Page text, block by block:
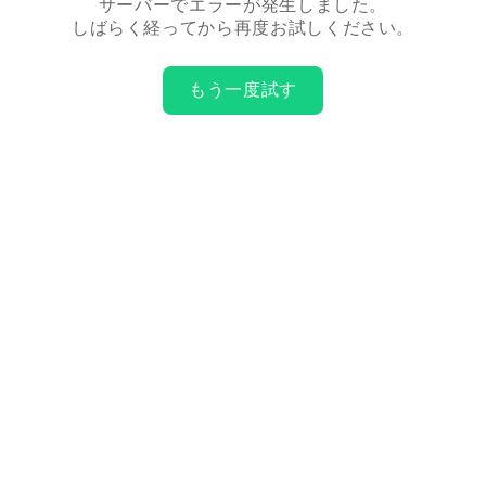
サーバーでエラーが発生しました。
しばらく経ってから再度お試しください。
もう一度試す